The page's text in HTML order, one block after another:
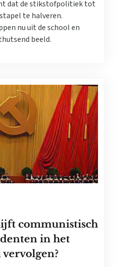
dat de stikstofpolitiek tot
te halveren.
nu uit de school en
beeld.
communistisch
in het